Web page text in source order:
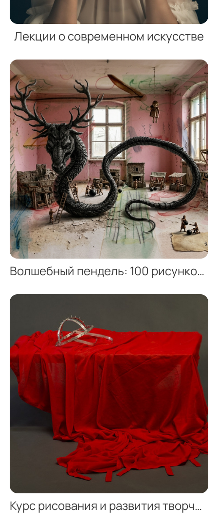
Лекции о современном искусстве
Волшебный пендель: 100 рисунков за 5 дней
Курс рисования и развития творческого мышления — методика 10×10